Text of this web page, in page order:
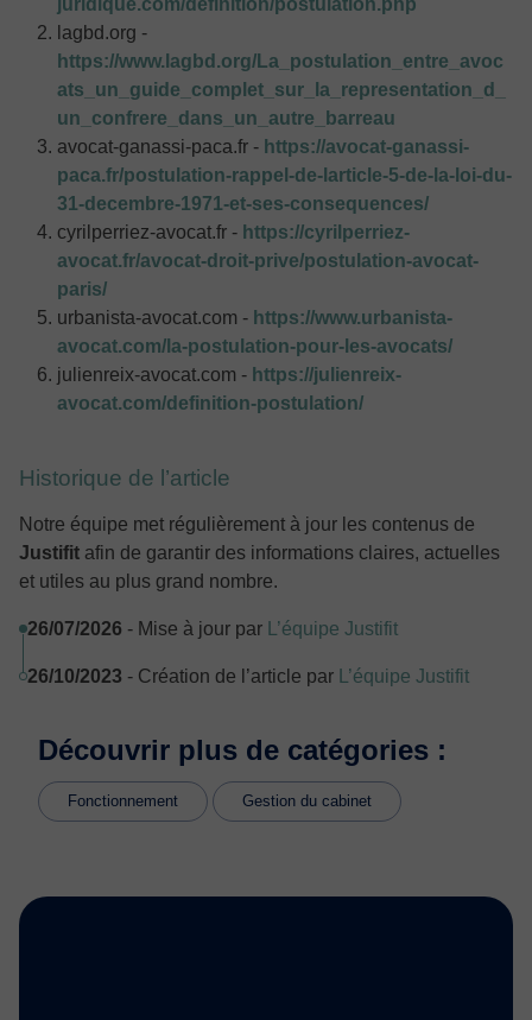
juridique.com/definition/postulation.php
lagbd.org -
https://www.lagbd.org/La_postulation_entre_avoc
ats_un_guide_complet_sur_la_representation_d_
un_confrere_dans_un_autre_barreau
avocat-ganassi-paca.fr - https://avocat-ganassi-
paca.fr/postulation-rappel-de-larticle-5-de-la-loi-du-
31-decembre-1971-et-ses-consequences/
cyrilperriez-avocat.fr - https://cyrilperriez-
avocat.fr/avocat-droit-prive/postulation-avocat-
paris/
urbanista-avocat.com - https://www.urbanista-
avocat.com/la-postulation-pour-les-avocats/
julienreix-avocat.com - https://julienreix-
avocat.com/definition-postulation/
Historique de l’article
Notre équipe met régulièrement à jour les contenus de
Justifit afin de garantir des informations claires, actuelles
et utiles au plus grand nombre.
26/07/2026 - Mise à jour par L’équipe Justifit
26/10/2023 - Création de l’article par L’équipe Justifit
Découvrir plus de catégories :
Fonctionnement Gestion du cabinet